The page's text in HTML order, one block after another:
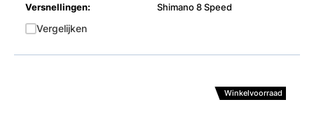
Versnellingen:
Shimano 8 Speed
Vergelijken
Winkelvoorraad